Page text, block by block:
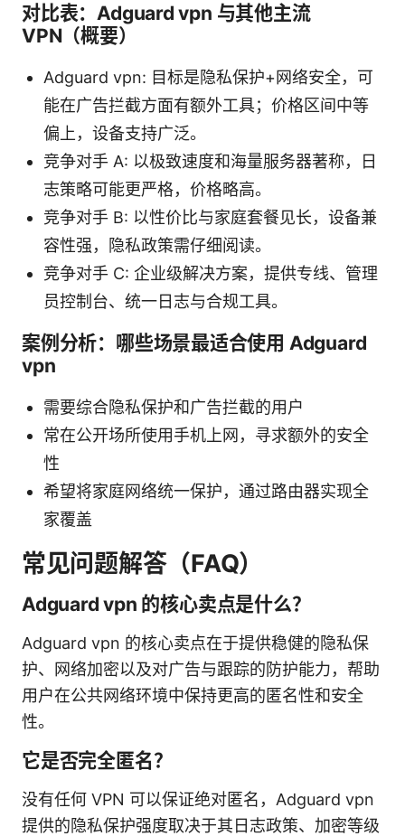
对比表：Adguard vpn 与其他主流
VPN（概要）
Adguard vpn: 目标是隐私保护+网络安全，可
能在广告拦截方面有额外工具；价格区间中等
偏上，设备支持广泛。
竞争对手 A: 以极致速度和海量服务器著称，日
志策略可能更严格，价格略高。
竞争对手 B: 以性价比与家庭套餐见长，设备兼
容性强，隐私政策需仔细阅读。
竞争对手 C: 企业级解决方案，提供专线、管理
员控制台、统一日志与合规工具。
案例分析：哪些场景最适合使用 Adguard
vpn
需要综合隐私保护和广告拦截的用户
常在公开场所使用手机上网，寻求额外的安全
性
希望将家庭网络统一保护，通过路由器实现全
家覆盖
常见问题解答（FAQ）
Adguard vpn 的核心卖点是什么？
Adguard vpn 的核心卖点在于提供稳健的隐私保
护、网络加密以及对广告与跟踪的防护能力，帮助
用户在公共网络环境中保持更高的匿名性和安全
性。
它是否完全匿名？
没有任何 VPN 可以保证绝对匿名，Adguard vpn
提供的隐私保护强度取决于其日志政策、加密等级